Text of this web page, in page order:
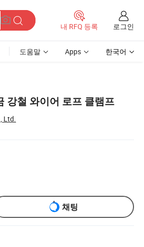
내 RFQ 등록 로그인
도움말 Apps 한국어
강철 와이어 로프 클램프
Ltd.
채팅